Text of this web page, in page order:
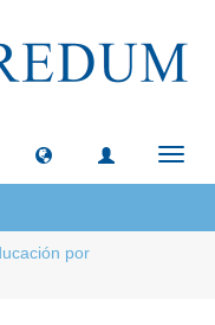
por